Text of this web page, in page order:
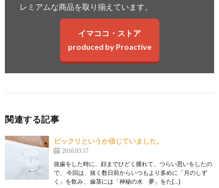
レミアムな商品を取り揃えています。
イマココ・ストア
produced by Proactive
関連する記事
ビックリというか信じていました。
2010.03.17
抜歯をした時に、顔までひどく腫れて、つらい思いをしたの
で、 今回は、抜く数日前からいつもより多めに「月のしず
く」を飲み、 歯茎には「神秘の水 夢」をた[…]